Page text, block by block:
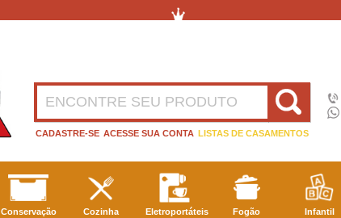
CADASTRE-SE ACESSE SUA CONTA LISTAS DE CASAMENTOS
Conservação Cozinha Eletroportáteis Fogão Infantil